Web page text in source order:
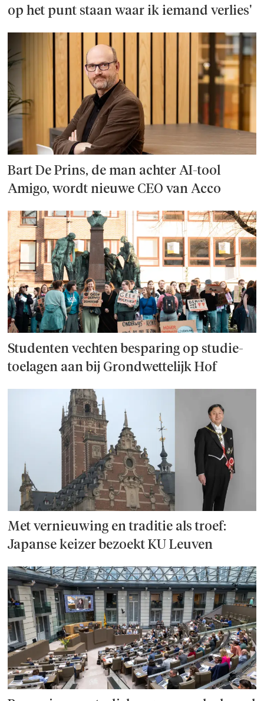
op het punt staan waar ik iemand verlies'
Bart De Prins, de man achter AI-tool
Amigo, wordt nieuwe CEO van Acco
Studenten vechten besparing op studie­
toelagen aan bij Grondwettelijk Hof
Met vernieuwing en traditie als troef:
Japanse keizer bezoekt KU Leuven